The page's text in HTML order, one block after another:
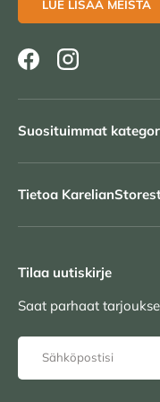
LUE LISÄÄ MEISTÄ
FacebookInstagram
Suosituimmat
Tietoa
Tilaa uutiskirje
Saat parhaat
Sähköposti